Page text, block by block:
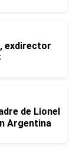
exdirector
de Lionel
Argentina